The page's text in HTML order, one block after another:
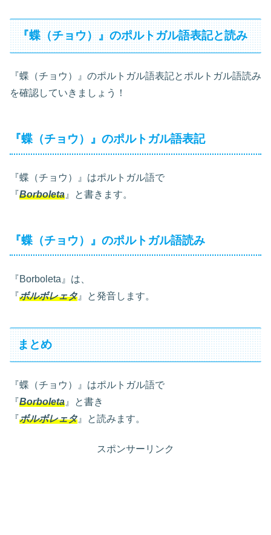
『蝶（チョウ）』のポルトガル語表記と読み
『蝶（チョウ）』のポルトガル語表記とポルトガル語読み
を確認していきましょう！
『蝶（チョウ）』のポルトガル語表記
『蝶（チョウ）』はポルトガル語で
『Borboleta 』と書きます。
『蝶（チョウ）』のポルトガル語読み
『Borboleta』は、
『ボルボレェタ 』と発音します。
まとめ
『蝶（チョウ）』はポルトガル語で
『Borboleta 』と書き
『ボルボレェタ 』と読みます。
スポンサーリンク